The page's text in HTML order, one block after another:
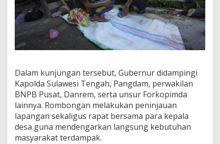
n
w
a
a
d
P
a
s
t
i
k
a
Dalam kunjungan tersebut, Gubernur didampingi
Kapolda Sulawesi Tengah, Pangdam, perwakilan
BNPB Pusat, Danrem, serta unsur Forkopimda
lainnya. Rombongan melakukan peninjauan
lapangan sekaligus rapat bersama para kepala
desa guna mendengarkan langsung kebutuhan
masyarakat terdampak.